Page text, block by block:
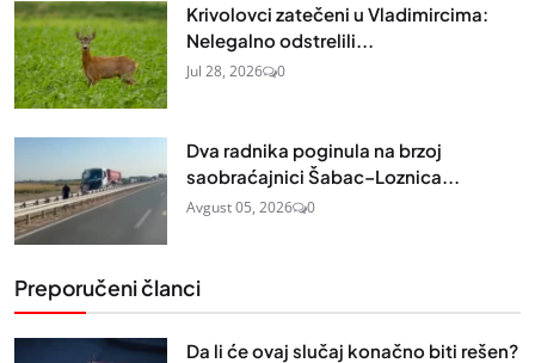
Krivolovci zatečeni u Vladimircima:
Nelegalno odstrelili...
Jul 28, 2026 0
Dva radnika poginula na brzoj
saobraćajnici Šabac–Loznica...
Avgust 05, 2026 0
Preporučeni članci
Da li će ovaj slučaj konačno biti rešen?